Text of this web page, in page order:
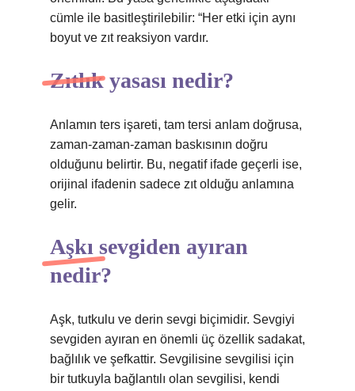
cümle ile basitleştirilebilir: “Her etki için aynı
boyut ve zıt reaksiyon vardır.
Zıtlık yasası nedir?
Anlamın ters işareti, tam tersi anlam doğrusa,
zaman-zaman-zaman baskısının doğru
olduğunu belirtir. Bu, negatif ifade geçerli ise,
orijinal ifadenin sadece zıt olduğu anlamına
gelir.
Aşkı sevgiden ayıran
nedir?
Aşk, tutkulu ve derin sevgi biçimidir. Sevgiyi
sevgiden ayıran en önemli üç özellik sadakat,
bağlılık ve şefkattir. Sevgilisine sevgilisi için
bir tutkuyla bağlantılı olan sevgilisi, kendi